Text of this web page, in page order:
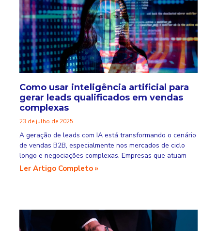
Como usar inteligência artificial para
gerar leads qualificados em vendas
complexas
23 de julho de 2025
A geração de leads com IA está transformando o cenário
de vendas B2B, especialmente nos mercados de ciclo
longo e negociações complexas. Empresas que atuam
Ler Artigo Completo »